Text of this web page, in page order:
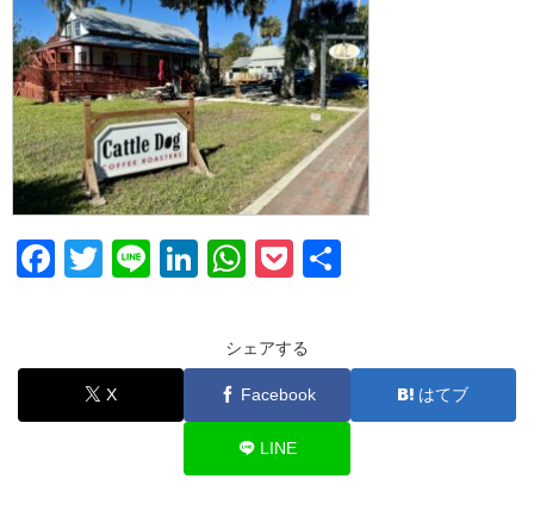
F
e
b
T
er
Li
Li
e
dI
W
at
s
A
p
p
P
ck
et
シェアする
X Facebook はてブ
LINE